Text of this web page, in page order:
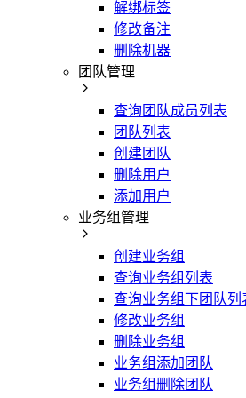
解绑标签
修改备注
删除机器
团队管理
查询团队成员列表
团队列表
创建团队
删除用户
添加用户
业务组管理
创建业务组
查询业务组列表
查询业务组下团队列
修改业务组
删除业务组
业务组添加团队
业务组删除团队